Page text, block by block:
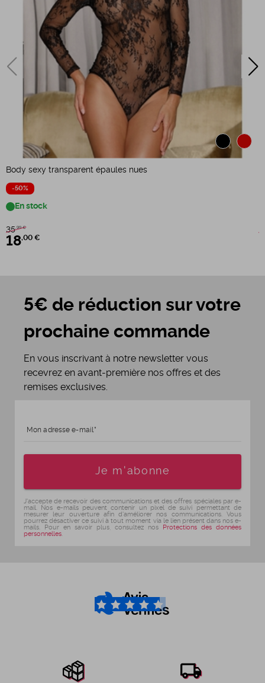
Body sexy transparent épaules nues
-50%
En stock
35 ,99 €
18,00 €
5€ de réduction sur votre
prochaine commande
En vous inscrivant à notre newsletter vous
recevrez en avant-première nos offres et des
remises exclusives.
Mon adresse e-mail
Je m'abonne
J'accepte de recevoir des communications et des offres spéciales par e-
mail. Nos e-mails peuvent contenir un pixel de suivi permettant de
mesurer leur ouverture afin d'améliorer nos communications. Vous
pourrez désactiver ce suivi à tout moment via le lien présent dans nos e-
mails. Pour en savoir plus, consultez nos Protections des données
personnelles
4.6/5